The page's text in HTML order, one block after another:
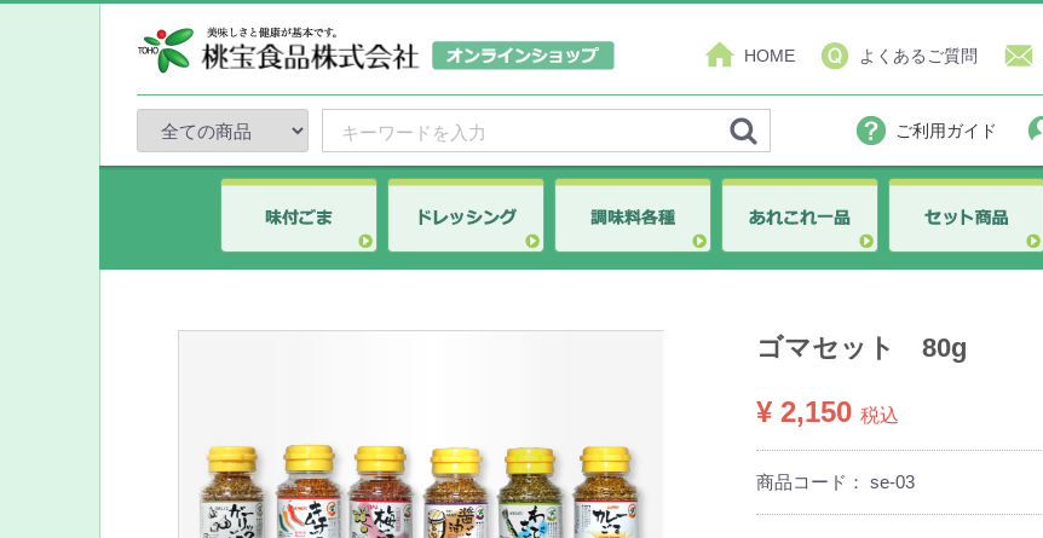
HOME よくあるご質問
ご利用ガイド
ゴマセット 80g
¥ 2,150 税込
商品コード：se-03